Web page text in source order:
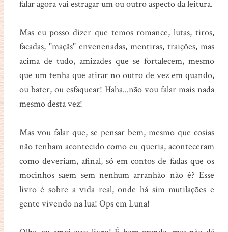
falar agora vai estragar um ou outro aspecto da leitura.
Mas eu posso dizer que temos romance, lutas, tiros,
facadas, "maçãs" envenenadas, mentiras, traições, mas
acima de tudo, amizades que se fortalecem, mesmo
que um tenha que atirar no outro de vez em quando,
ou bater, ou esfaquear! Haha...não vou falar mais nada
mesmo desta vez!
Mas vou falar que, se pensar bem, mesmo que cosias
não tenham acontecido como eu queria, aconteceram
como deveriam, afinal, só em contos de fadas que os
mocinhos saem sem nenhum arranhão não é? Esse
livro é sobre a vida real, onde há sim mutilações e
gente vivendo na lua! Ops em Luna!